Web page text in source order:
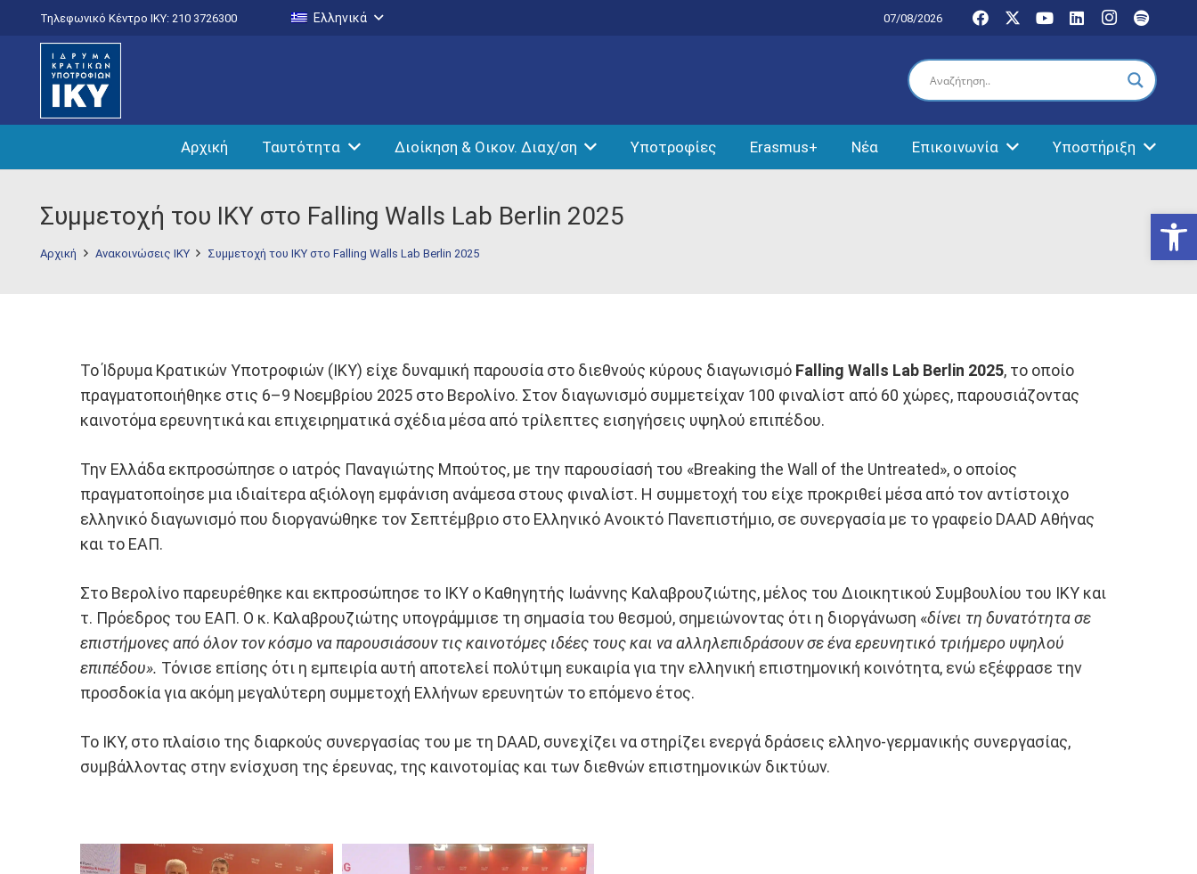
Τηλεφωνικό Κέντρο IKY: 210 3726300 Ελληνικά 07/08/2026
Αρχική Ταυτότητα Διοίκηση & Οικον. Διαχ/ση Υποτροφίες Erasmus+ Νέα Επικοινωνία Υποστήριξη
Συμμετοχή του ΙΚΥ στο Falling Walls Lab Berlin 2025
Αρχική Ανακοινώσεις ΙΚΥ Συμμετοχή του ΙΚΥ στο Falling Walls Lab Berlin 2025
Το Ίδρυμα Κρατικών Υποτροφιών (ΙΚΥ) είχε δυναμική παρουσία στο διεθνούς κύρους διαγωνισμό Falling Walls Lab Berlin 2025, το οποίο
πραγματοποιήθηκε στις 6–9 Νοεμβρίου 2025 στο Βερολίνο. Στον διαγωνισμό συμμετείχαν 100 φιναλίστ από 60 χώρες, παρουσιάζοντας
καινοτόμα ερευνητικά και επιχειρηματικά σχέδια μέσα από τρίλεπτες εισηγήσεις υψηλού επιπέδου.
Την Ελλάδα εκπροσώπησε ο ιατρός Παναγιώτης Μπούτος, με την παρουσίασή του «Breaking the Wall of the Untreated», ο οποίος
πραγματοποίησε μια ιδιαίτερα αξιόλογη εμφάνιση ανάμεσα στους φιναλίστ. Η συμμετοχή του είχε προκριθεί μέσα από τον αντίστοιχο
ελληνικό διαγωνισμό που διοργανώθηκε τον Σεπτέμβριο στο Ελληνικό Ανοικτό Πανεπιστήμιο, σε συνεργασία με το γραφείο DAAD Αθήνας
και το ΕΑΠ.
Στο Βερολίνο παρευρέθηκε και εκπροσώπησε το ΙΚΥ ο Καθηγητής Ιωάννης Καλαβρουζιώτης, μέλος του Διοικητικού Συμβουλίου του ΙΚΥ και
τ. Πρόεδρος του ΕΑΠ. Ο κ. Καλαβρουζιώτης υπογράμμισε τη σημασία του θεσμού, σημειώνοντας ότι η διοργάνωση «δίνει τη δυνατότητα σε
επιστήμονες από όλον τον κόσμο να παρουσιάσουν τις καινοτόμες ιδέες τους και να αλληλεπιδράσουν σε ένα ερευνητικό τριήμερο υψηλού
επιπέδου». Τόνισε επίσης ότι η εμπειρία αυτή αποτελεί πολύτιμη ευκαιρία για την ελληνική επιστημονική κοινότητα, ενώ εξέφρασε την
προσδοκία για ακόμη μεγαλύτερη συμμετοχή Ελλήνων ερευνητών το επόμενο έτος.
Το ΙΚΥ, στο πλαίσιο της διαρκούς συνεργασίας του με τη DAAD, συνεχίζει να στηρίζει ενεργά δράσεις ελληνο-γερμανικής συνεργασίας,
συμβάλλοντας στην ενίσχυση της έρευνας, της καινοτομίας και των διεθνών επιστημονικών δικτύων.